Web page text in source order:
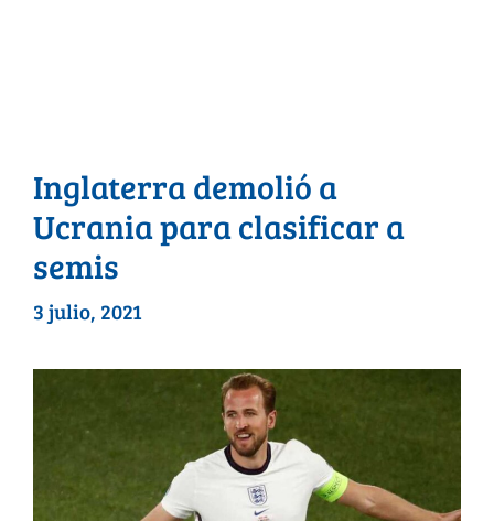
Inglaterra demolió a
Ucrania para clasificar a
semis
3 julio, 2021